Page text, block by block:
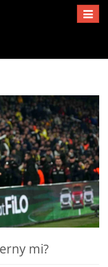
Toggle
mi?